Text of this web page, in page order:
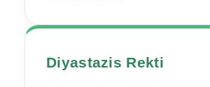
Diyastazis Rekti